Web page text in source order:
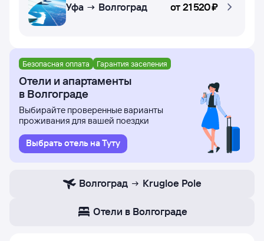
Уфа → Волгоград от21 ⁠520 ⁠₽
Безопасная оплата Гарантия заселения
Отели и апартаменты
в Волгограде
Выбирайте проверенные варианты
проживания для вашей поездки
Выбрать отель на Туту
Волгоград Krugloe Pole
Отели в Волгограде